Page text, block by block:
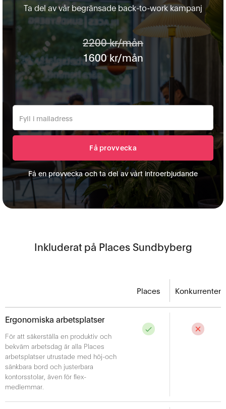
Ta del av vår begränsade back-to-work kampanj
2200 kr/mån
1600 kr/mån
Få en provvecka och ta del av vårt introerbjudande
Inkluderat på Places Sundbyberg
Places Konkurrenter
Ergonomiska arbetsplatser
För att säkerställa en produktiv och
bekväm arbetsdag är alla Places
arbetsplatser utrustade med höj-och
sänkbara bord och justerbara
kontorsstolar, även för flex-
medlemmar.